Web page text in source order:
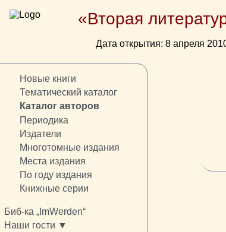
«Вторая
Дата открытия: 8 апреля
Новые книги
Тематический каталог
Каталог авторов
Периодика
Издатели
Многотомные издания
Места издания
По году издания
Книжные серии
Биб-ка „ImWerden“
Наши гости ▼